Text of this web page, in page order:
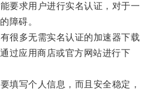
求用户进行实名认证，对于一
障碍。
多无需实名认证的加速器下载
过应用商店或官方网站进行下
写个人信息，而且安全稳定，